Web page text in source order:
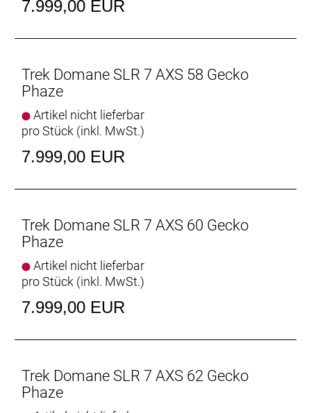
Anzahl Gänge: 1
AXS E1
Hinterradbremse: SRAM Paceline X, abgerundet,
Centerlock, 160 mm
Max. Bremsscheibendu
Vorderradbremse: SRAM Paceline X, abgerundet,
Max. Bremsscheibendu
Reifen: Bontrager Kwaremont RSL TLR, Tubeless-
Ready, faltbarer Wulstkern, Race Dual-Compound,
320 TPI, 700 x 32 mm
Gabel: Domane SLR, Carbon, konischer
Carbongabelschaft, interne Bremszugführung,
Scheibenbremsaufnahme Carbonausfallenden,
Schaltwerk vorne: SRAM Force AXS, Anlötversion
7.999,00 EUR
Trek Domane SLR 7 AXS 58 Gecko
Phaze
Artikel nicht lieferbar
pro Stück (inkl. MwSt.)
7.999,00 EUR
Trek Domane SLR 7 AXS 60 Gecko
Phaze
Artikel nicht lieferbar
pro Stück (inkl. MwSt.)
7.999,00 EUR
Trek Domane SLR 7 AXS 62 Gecko
Phaze